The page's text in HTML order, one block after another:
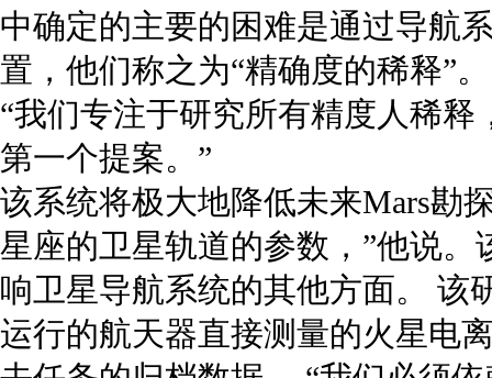
中确定的主要的困难是通过导航
置，他们称之为“精确度的稀释”。
“我们专注于研究所有精度人稀释
第一个提案。”
该系统将极大地降低未来Mars勘
星座的卫星轨道的参数，”他说。
响卫星导航系统的其他方面。 该
运行的航天器直接测量的火星电